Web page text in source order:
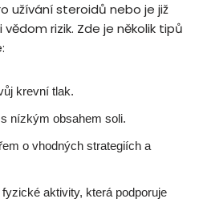
užívání steroidů nebo je již
rizik. Zde je několik tipů
krevní tlak.
nízkým obsahem soli.
o vhodných strategiích a
aktivity, která podporuje